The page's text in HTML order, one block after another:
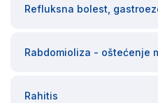
Refluksna bolest,
Rabdomioliza - oštećenje
Rahitis